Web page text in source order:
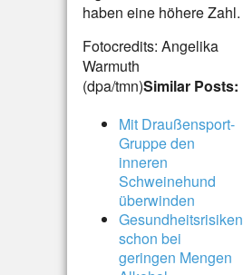
haben eine höhere Zahl.
Fotocredits: Angelika
Warmuth
(dpa/tmn)Similar Posts:
Mit Draußensport-
Gruppe den
inneren
Schweinehund
überwinden
Gesundheitsrisiken
schon bei
geringen Mengen